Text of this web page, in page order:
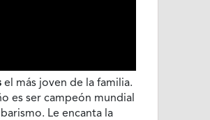
el más joven de la familia.
es ser campeón mundial
Le encanta la